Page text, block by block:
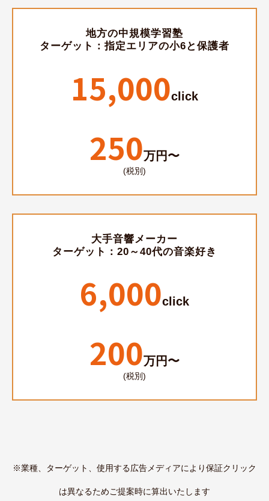
地方の中規模学習塾
ターゲット：指定エリアの小6と保護者
15,000click
250万円〜
(税別)
大手音響メーカー
ターゲット：20～40代の音楽好き
6,000click
200万円〜
(税別)
※業種、ターゲット、使用する広告メディアにより保証クリック
は異なるためご提案時に算出いたします